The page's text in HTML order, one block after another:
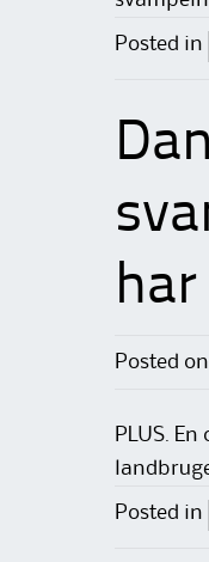
Posted in
Posted on
PLUS.
Posted in